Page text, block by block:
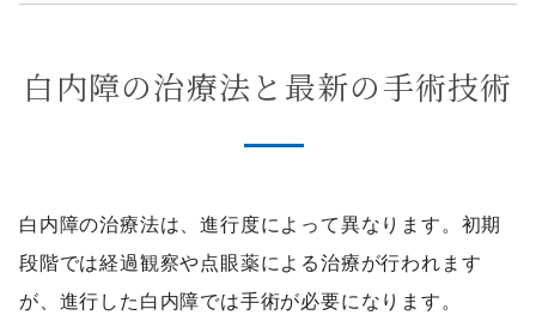
白内障の治療法と最新の手術技術
白内障の治療法は、進行度によって異なります。初期
段階では経過観察や点眼薬による治療が行われます
が、進行した白内障では手術が必要になります。